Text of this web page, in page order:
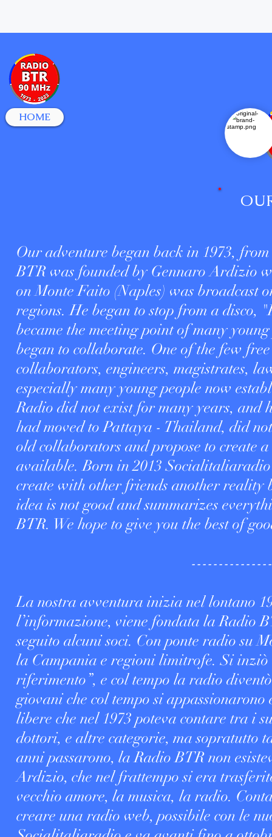
Our adventure began back in 1973,
BTR was founded by Gennaro Ardizio
on Monte Faito (Naples) was
regions. He began to stop from a disco,
became the meeting point of many
began to collaborate. One of the few
collaborators, engineers, magistrates,
especially many young people now
Radio did not exist for many years, and
had moved to Pattaya - Thailand, did
old collaborators and propose to create
available. Born in 2013 Socialitaliaradio
create with other friends another
idea is not good and summarizes
BTR. We hope to give you the best of
La nostra avventura inizia nel lontano
l’informazione, viene fondata la Radio
seguito alcuni soci. Con ponte radio su
la Campania e regioni limitrofe. Si inziò
riferimento”, e col tempo la radio
giovani che col tempo si
libere che nel 1973 poteva contare tra i
dottori, e altre categorie, ma
anni passarono, la Radio BTR non
Ardizio, che nel frattempo si era
vecchio amore, la musica, la radio.
creare una radio web, possibile con le
HOME